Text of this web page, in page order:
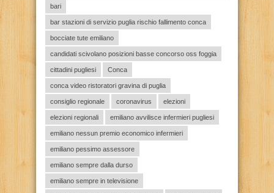
bari
bar stazioni di servizio puglia rischio fallimento conca
bocciate tute emiliano
candidati scivolano posizioni basse concorso oss foggia
cittadini pugliesi Conca
conca video ristoratori gravina di puglia
consiglio regionale coronavirus elezioni
elezioni regionali emiliano avvilisce infermieri pugliesi
emiliano nessun premio economico infermieri
emiliano pessimo assessore
emiliano sempre dalla durso
emiliano sempre in televisione